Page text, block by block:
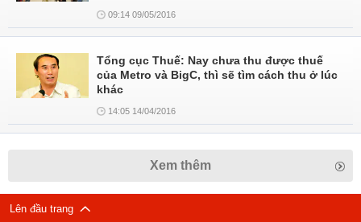
09:14 09/05/2016
Tổng cục Thuế: Nay chưa thu được thuế
của Metro và BigC, thì sẽ tìm cách thu ở lúc
khác
14:05 14/04/2016
Xem thêm
Lên đầu trang